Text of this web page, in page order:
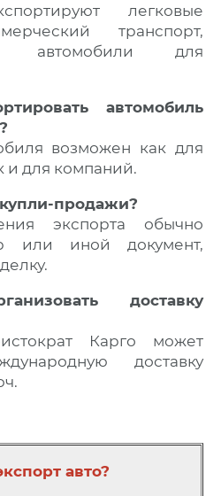
легковые
транспорт,
автомобили для
автомобиль
возможен как для
и для компаний.
продажи?
экспорта обычно
или иной документ,
доставку
Карго может
доставку
авто?